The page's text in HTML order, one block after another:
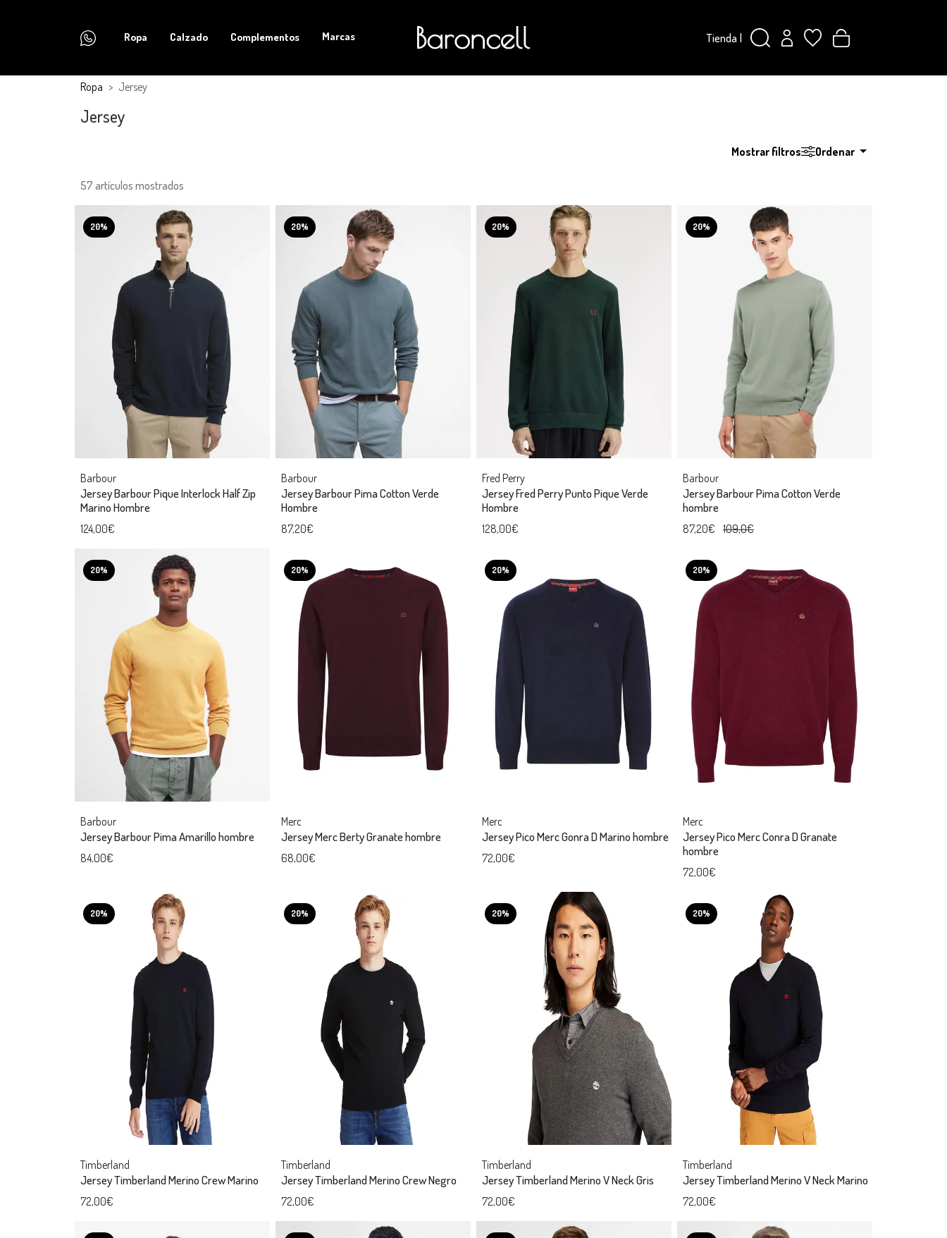
Ropa Calzado Complementos Marcas Tienda|
Ropa Jersey
Jersey
Mostrar filtros Ordenar
57 artículos mostrados
20%
Barbour
Jersey Barbour Pique Interlock Half Zip
Marino Hombre
124,00€
20%
Barbour
Jersey Barbour Pima Cotton Verde
Hombre
87,20€
20%
Fred Perry
Jersey Fred Perry Punto Pique Verde
Hombre
128,00€
20%
Barbour
Jersey Barbour Pima Cotton Verde
hombre
87,20€ 109,0€
20%
Barbour
Jersey Barbour Pima Amarillo hombre
84,00€
20%
Merc
Jersey Merc Berty Granate hombre
68,00€
20%
Merc
Jersey Pico Merc Gonra D Marino hombre
72,00€
20%
Merc
Jersey Pico Merc Conra D Granate
hombre
72,00€
20%
Timberland
Jersey Timberland Merino Crew Marino
72,00€
20%
Timberland
Jersey Timberland Merino Crew Negro
72,00€
20%
Timberland
Jersey Timberland Merino V Neck Gris
72,00€
20%
Timberland
Jersey Timberland Merino V Neck Marino
72,00€